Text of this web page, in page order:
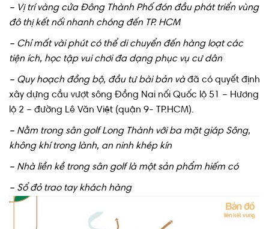
– Vị trí vàng cửa Đông Thành Phố đón đầu phát triển vùng
đô thị kết nối nhanh chóng đến TP. HCM
– Chỉ mất vài phút có thể di chuyển đến hàng loạt các
tiện ích, học tập vui chơi đa dạng phục vụ cư dân
– Quy hoạch đồng bộ, đầu tư bài bản vàđã có quyết định
xây dựng cầu vượt sông Đồng Nai nối Quốc lộ 51 – Hương
lộ 2 – đường Lê Văn Việt (quận 9- TP.HCM).
– Nằm trong sân golf Long Thành với ba mặt giáp Sông,
không khí trong lành, an ninh khép kín
– Nhà liền kề trong sân golf là một sản phẩm hiếm có
– Sổ đỏ trao tay khách hàng